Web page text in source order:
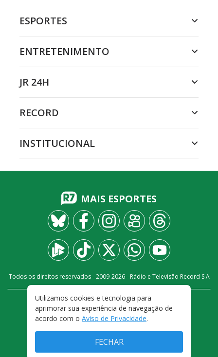
ESPORTES
ENTRETENIMENTO
JR 24H
RECORD
INSTITUCIONAL
MAIS ESPORTES
Todos os direitos reservados - 2009-2026- Rádio e Televisão Record S.A
FALE CONOSCO
PRIVACIDADE
TERMOS E CONDIÇÕES DE USO
Utilizamos cookies e tecnologia para
aprimorar sua experiência de navegação de
acordo com o Aviso de Privacidade.
FECHAR